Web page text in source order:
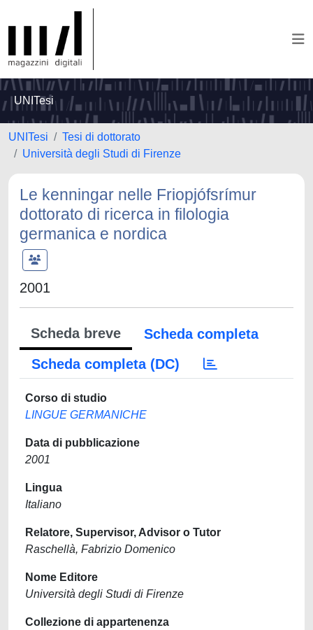
UNITesi
UNITesi
Tesi di dottorato
Università degli Studi di Firenze
Le kenningar nelle Friopjófsrímur
dottorato di ricerca in filologia
germanica e nordica
2001
Scheda breve
Scheda completa
Scheda completa (DC)
Corso di studio
LINGUE GERMANICHE
Data di pubblicazione
2001
Lingua
Italiano
Relatore, Supervisor, Advisor o Tutor
Raschellà, Fabrizio Domenico
Nome Editore
Università degli Studi di Firenze
Collezione di appartenenza